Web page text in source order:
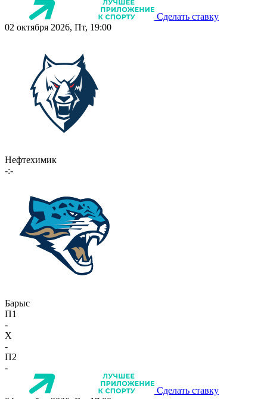
Сделать ставку
02 октября 2026, Пт, 19:00
Нефтехимик
-:-
Барыс
П1
-
X
-
П2
-
Сделать ставку